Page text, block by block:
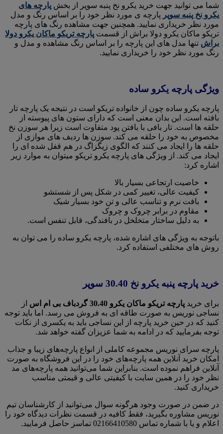
شما می توانید جهت خرید یکرو نخ پنبه سوپر از بخش پارچه های
یکرو نخ پنبه سوپر پارچه ی مورد نظر خود را بر اساس رنگ و مدل
مورد نظر خریداری نمایید. همچنین جهت مشاهده رنگ های پارچه
تریکو ماکان یکرو دولا براش از قسمت پارچه تریکو ماکان یکرو دولا
براش تنها مدل های این پارچه را بر اساس رنگ مشاهده و مدل و
رنگ مورد نظر خود را خریداری نمایید.
ویژگی پارچه یکرو ساده
پارچه یکرو ساده چون از خانواده تریکو است در نتیجه یک پارچه تار
بافته است. این بدان معنی است که دارای ستون های پیوسته از
حلقه ها است. تار بافی با بافتن پود متفاوت است زیرا هر سوزن نخ
مخصوص به خود را حلقه می کند. سوزن ها ردیف های موازی از
حلقه ها را ایجاد می کنند که الگوی زیگزاگ در هم قفل شده ای را
ایجاد می کند. از ویژگی های پارچه یکرو تریکو میتوان به موارد زیر
اشاره کرد:
خاصیت ارتجاعی بسیار بالا
کیفیت عالی، تغییر کمی در شکل پس از شستشو
بافت نرم و تناسب عالی و تن خود بسیار شیک
مقاوم در برابر چروک و چروک
به دلیل ساختار متخلخل در بافندگی، قابل تنفس است.
باتوجه به ویژگی های اشاره شده، پارچه یکرو ساده را می توان به
روش های مختلفی استفاده کرد.
خرید پارچه پنبه یکرو نخ 30.40 سوپر
برای خرید پارچه تریکو ماکان یکرو 30.40 گردباف بی ام اس
از
نساجی نوریس به صورت طاقه ای به فروش می رسد. اما باید توجه
کنید که در حین خرید پارچه از این نساجی باید به یکسری از نکات
توجه بفرمایید که در ادامه به شما عزیزان گفته خواهد شد.
پارچه سرای نوریس مجموعه کاملی از انواع پارچه‌های زیبا و جذاب
امکان خرید آنلاین همه پارچه‌های خود را در این فروشگاه به صورت
آنلاین فراهم نموده است. بنابراین شما می‌توانید همه پارچه‌های مد
نظر خود را در همین سایت با کیفیتی عالی و قیمتی مناسب
خریداری کنید.
در ضمن در صورت وجود هرگونه سوال می‌توانید از کارشناسان تیم
نوریس مشاوره بگیرید، فقط کافیه در قسمت نظرات دیدگاه خود را
اعلام و یا با شماره تماس 02166410580 تماسز حاصل فرمایید.